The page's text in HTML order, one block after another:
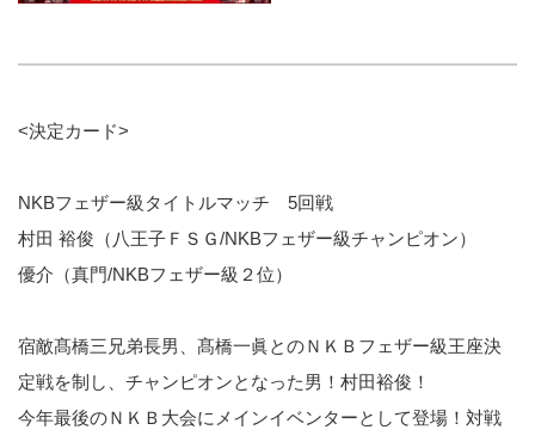
<決定カード>
NKBフェザー級タイトルマッチ 5回戦
村田 裕俊（八王子ＦＳＧ/NKBフェザー級チャンピオン）
優介（真門/NKBフェザー級２位）
宿敵髙橋三兄弟長男、髙橋一眞とのＮＫＢフェザー級王座決
定戦を制し、チャンピオンとなった男！村田裕俊！
今年最後のＮＫＢ大会にメインイベンターとして登場！対戦